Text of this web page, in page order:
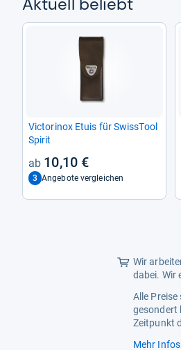
Vic­to­rinox Etuis für Swiss­Tool
Spi­rit
10,10 €
3 Angebote vergleichen
Wir
dabei. Wir
Alle
gesondert
Zeitpunkt
Mehr